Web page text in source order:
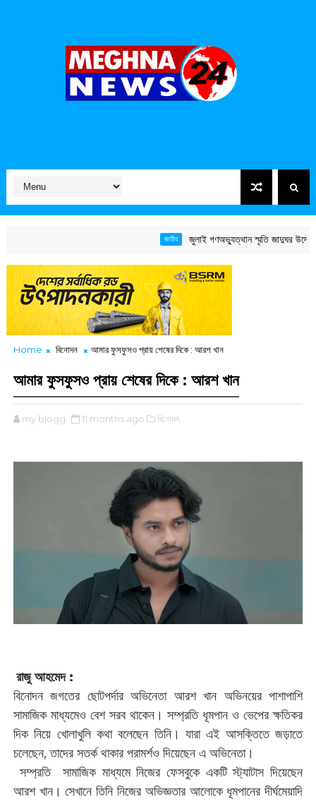
জুলাই গণঅভ্যুত্থান স্মৃতি জাদুঘর উদ্বোধন
Home বিনোদন আমার ফুসফুসও প্রায় শেষের দিকে : আরশ খান
আমার ফুসফুসও প্রায় শেষের দিকে : আরশ খান
my blogg 11 months ago বিনোদন,
রাজু আহমেদ :
বিনোদন জগতের ছোটপর্দার অভিনেতা আরশ খান অভিনয়ের পাশাপাশি
সামাজিক মাধ্যমেও বেশ সরব থাকেন। সম্প্রতি ধূমপান ও ভেপের ক্ষতিকর
দিক নিয়ে খোলাখুলি কথা বলেছেন তিনি। যারা এই আসক্তিতে জড়াতে
চলেছেন, তাদের সতর্ক থাকার পরামর্শও দিয়েছেন এ অভিনেতা।
সম্প্রতি সামাজিক মাধ্যমে নিজের ফেসবুকে একটি স্ট্যাটাস দিয়েছেন
আরশ খান। সেখানে তিনি নিজের অভিজ্ঞতার আলোকে ধূমপানের দীর্ঘমেয়াদি